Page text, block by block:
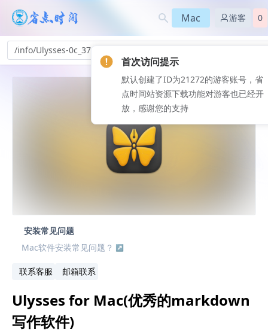
Mac 游客 0
/info/Ulysses-0c_374
安装常见问题
Mac软件安装常见问题？
联系客服 邮箱联系
Ulysses for Mac(优秀的markdown
写作软件)
首次访问提示
默认创建了ID为21272的游客账号，省
点时间站资源下载功能对游客也已经开
放，感谢您的支持